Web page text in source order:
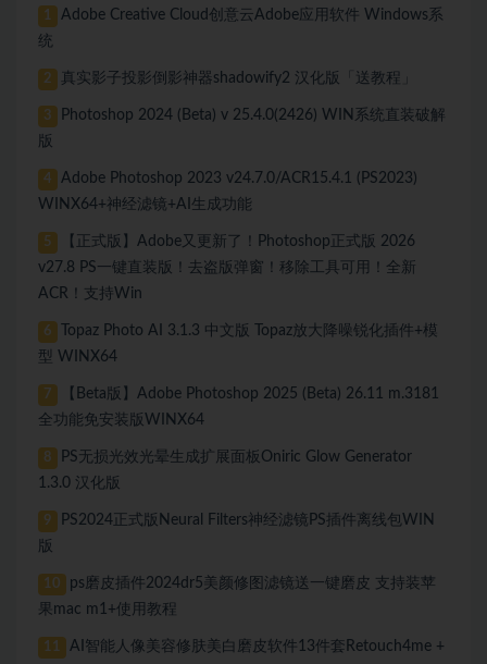
1
Adobe Creative Cloud创意云Adobe应用软件 Windows系
统
2 真实影子投影倒影神器shadowify2 汉化版「送教程」
3
Photoshop 2024 (Beta) v 25.4.0(2426) WIN系统直装破解
版
4
Adobe Photoshop 2023 v24.7.0/ACR15.4.1 (PS2023)
WINX64+神经滤镜+AI生成功能
5
【正式版】Adobe又更新了！Photoshop正式版 2026
v27.8 PS一键直装版！去盗版弹窗！移除工具可用！全新
ACR！支持Win
6
Topaz Photo AI 3.1.3 中文版 Topaz放大降噪锐化插件+模
型 WINX64
7
【Beta版】Adobe Photoshop 2025 (Beta) 26.11 m.3181
全功能免安装版WINX64
8
PS无损光效光晕生成扩展面板Oniric Glow Generator
1.3.0 汉化版
9
PS2024正式版Neural Filters神经滤镜PS插件离线包WIN
版
10
ps磨皮插件2024dr5美颜修图滤镜送一键磨皮 支持装苹
果mac m1+使用教程
11
AI智能人像美容修肤美白磨皮软件13件套Retouch4me +